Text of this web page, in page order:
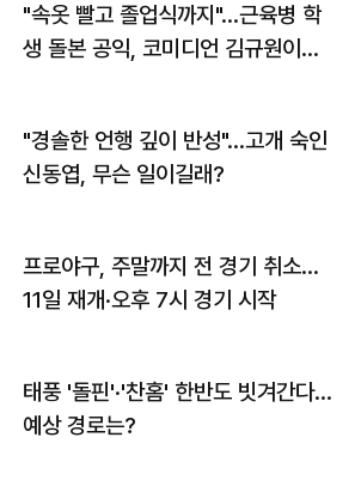
"속옷 빨고 졸업식까지"…근육병 학
생 돌본 공익, 코미디언 김규원이었
"경솔한 언행 깊이 반성"…고개 숙인
신동엽, 무슨 일이길래?
프로야구, 주말까지 전 경기 취소…
11일 재개·오후 7시 경기 시작
태풍 '돌핀'·'찬홈' 한반도 빗겨간다…
예상 경로는?